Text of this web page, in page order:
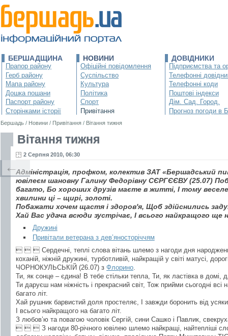
БЕРШАДЩИНА
Прапор району
Герб району
Мапа району
Дошка пошани
Паспорт району
Сторінками історії
НОВИНИ
Офіційні повідомлення
Суспільство
Культура
Політика
Спорт
Привітання
ДОВІДНИКИ
Підприємства та
Телефонні
Телефонні коди
Поштові індекси
Дім. Сад. Город.
Прогноз погоди в
Бершадь / Новини / Привітання / Вітання тижня
Вітання тижня
2 Серпня 2010, 06:30
Адміністрація, профком, колектив ЗАТ «Бершадський
ювілеєм шановну Галину Федорівну СЄРГЄЄВУ (25.07)
багато, Бо хороших друзів маєте в житті, І тому
хвилини ці – щирі, золоті.
Побажати хочем щастя і здоров'я, Щоб здійснились
Хай Вас удача всюди зустрічає, І всього найкращого ще
Дружині
Привітали ветерана з дев’яносторіччям
   Сердечні, теплі слова вітань шлемо з нагоди дня
коханій, ніжній дружині, турботливій, найкращій у світі матусі,
ЧОРНОКУЛЬСЬКІЙ (26.07) з Флорино
Ти, як сонце – єдина! В тебе стільки тепла, Ти, як ластівка в домі,
Ти даруєш нам ніжність і прекрасний світ, Тож прийми сьогодні
багато літ.
Хай рушник барвистий доля простеляє, І завжди боронить від
І всього найкращого на багато літ.
З любов’ю та повагою чоловік Сергій, сини Сашко і Павлик,
   З нагоди 80-річного ювілею шлемо найкращі, найтепліші
←